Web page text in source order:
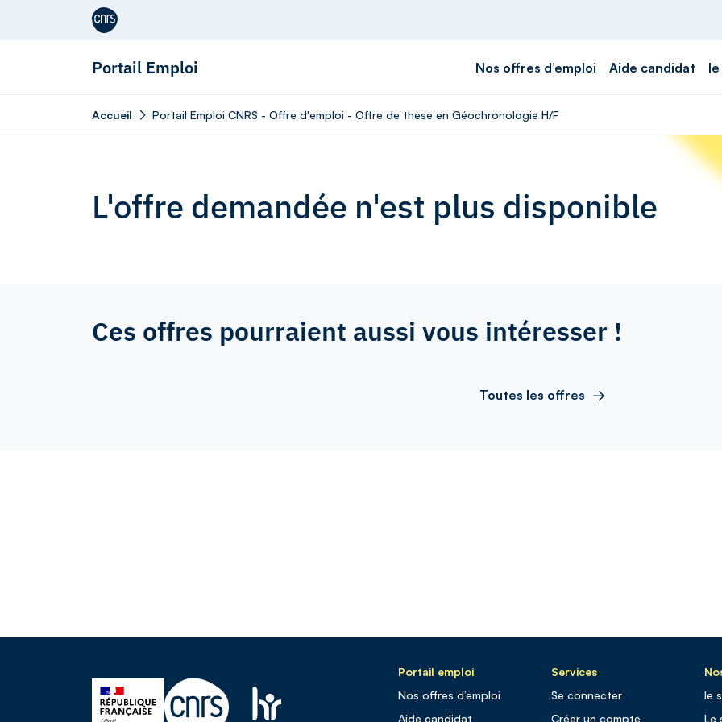
Aller au contenu
Portail Emploi Nos offres d’emploi Aide candidat
Accueil Portail Emploi CNRS - Offre d'emploi - Offre de thèse en Géochronologie H/F
L'offre demandée n'est plus disponible
Ces offres pourraient aussi vous intéresser !
Toutes les offres
Portail emploi
Nos offres d’emploi
Aide candidat
Services
Se connecter
Créer un compte
le
Le